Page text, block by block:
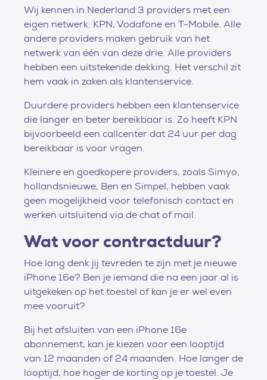
Wij kennen in Nederland 3 providers met een
eigen netwerk: KPN, Vodafone en T-Mobile. Alle
andere providers maken gebruik van het
netwerk van één van deze drie. Alle providers
hebben een uitstekende dekking. Het verschil zit
hem vaak in zaken als klantenservice.
Duurdere providers hebben een klantenservice
die langer en beter bereikbaar is. Zo heeft KPN
bijvoorbeeld een callcenter dat 24 uur per dag
bereikbaar is voor vragen.
Kleinere en goedkopere providers, zoals Simyo,
hollandsnieuwe, Ben en Simpel, hebben vaak
geen mogelijkheid voor telefonisch contact en
werken uitsluitend via de chat of mail.
Wat voor contractduur?
Hoe lang denk jij tevreden te zijn met je nieuwe
iPhone 16e? Ben je iemand die na een jaar al is
uitgekeken op het toestel of kan je er wel even
mee vooruit?
Bij het afsluiten van een iPhone 16e
abonnement, kan je kiezen voor een looptijd
van 12 maanden of 24 maanden. Hoe langer de
looptijd, hoe hoger de korting op je toestel. Je